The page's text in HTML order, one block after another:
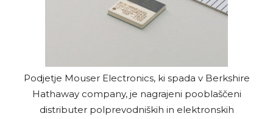
Podjetje Mouser Electronics, ki spada v Berkshire
Hathaway company, je nagrajeni pooblaščeni
distributer polprevodniških in elektronskih